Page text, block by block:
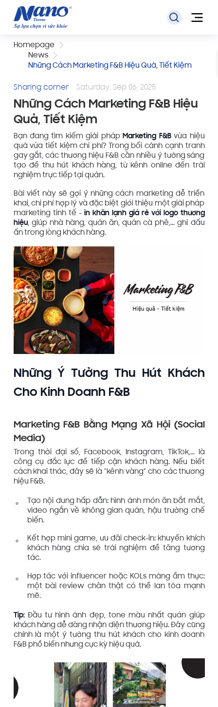
Homepage
News
Những Cách Marketing F&B Hiệu Quả, Tiết Kiệm
Sharing corner Saturday, Sep 06, 2025
Những Cách Marketing F&B Hiệu
Quả, Tiết Kiệm
Bạn đang tìm kiếm giải phápMarketing F&Bvừa hiệu
quả vừa tiết kiệm chi phí? Trong bối cảnh cạnh tranh
gay gắt, các thương hiệu F&B cần nhiều ý tưởng sáng
tạo để thu hút khách hàng, từ kênh online đến trải
nghiệm trực tiếp tại quán.
Bài viết này sẽ gợi ý những cách marketing dễ triển
khai, chi phí hợp lý và đặc biệt giới thiệu một giải pháp
marketing tinh tế - in khăn lạnh giá rẻ với logo thương
hiệu, giúp nhà hàng, quán ăn, quán cà phê,... ghi dấu
ấn trong lòng khách hàng.
Những Ý Tưởng Thu Hút Khách
Cho Kinh Doanh F&B
Marketing F&B Bằng Mạng Xã Hội (Social
Media)
Trong thời đại số, Facebook, Instagram, TikTok,... là
công cụ đắc lực để tiếp cận khách hàng. Nếu biết
cách khai thác, đây sẽ là “kênh vàng” cho các thương
hiệu F&B.
Tạo nội dung hấp dẫn: hình ảnh món ăn bắt mắt,
video ngắn về không gian quán, hậu trường chế
biến.
Kết hợp mini game, ưu đãi check-in: khuyến khích
khách hàng chia sẻ trải nghiệm để tăng tương
tác.
Hợp tác với influencer hoặc KOLs mảng ẩm thực:
một bài review chân thật có thể lan tỏa mạnh
mẽ.
Tip:Đầu tư hình ảnh đẹp, tone màu nhất quán giúp
khách hàng dễ dàng nhận diện thương hiệu. Đây cũng
chính là một ý tưởng thu hút khách cho kinh doanh
F&B phổ biến nhưng cực kỳ hiệu quả.